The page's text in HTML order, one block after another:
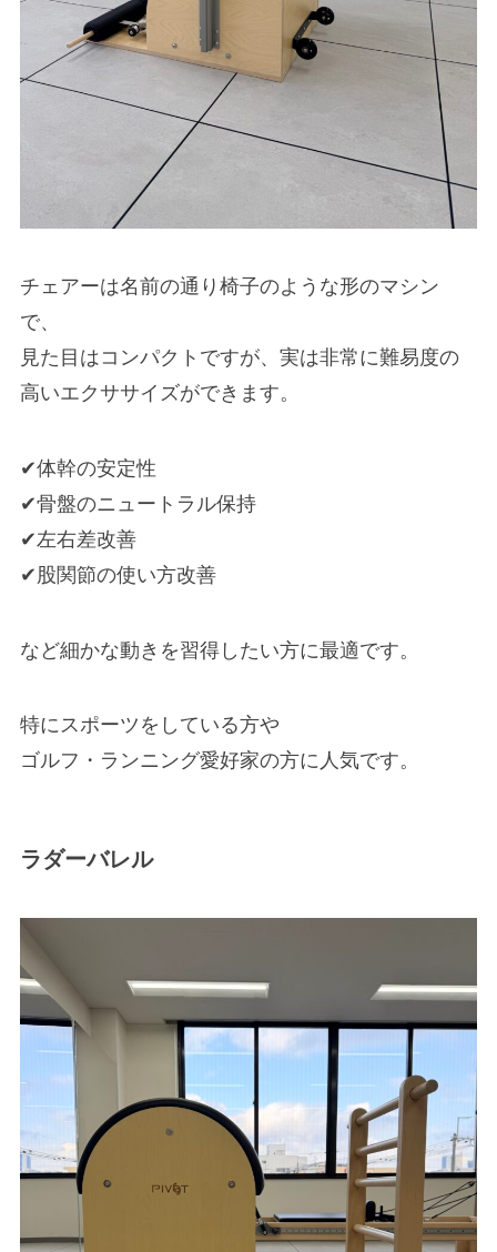
チェアーは名前の通り椅子のような形のマシン
で、
見た目はコンパクトですが、実は非常に難易度の
高いエクササイズができます。
✔体幹の安定性
✔骨盤のニュートラル保持
✔左右差改善
✔股関節の使い方改善
など細かな動きを習得したい方に最適です。
特にスポーツをしている方や
ゴルフ・ランニング愛好家の方に人気です。
ラダーバレル